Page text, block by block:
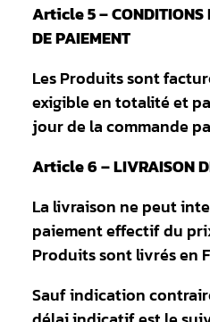
Article 5 – CONDITIONS
DE PAIEMENT
Les Produits sont
exigible en totalité et
jour de la commande
Article 6 – LIVRAISON
La livraison ne peut
paiement effectif du
Produits sont livrés en
Sauf indication